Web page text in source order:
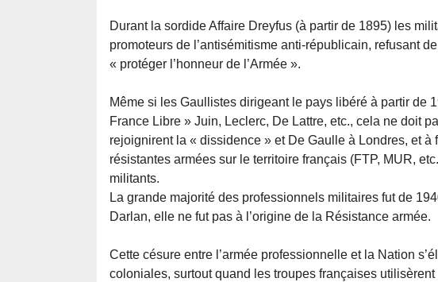
Durant la sordide Affaire Dreyfus (à partir de 1895) les
promoteurs de l’antisémitisme anti-républicain, refusant
« protéger l’honneur de l’Armée ».
Même si les Gaullistes dirigeant le pays libéré à partir de
France Libre » Juin, Leclerc, De Lattre, etc., cela ne doit
rejoignirent la « dissidence » et De Gaulle à Londres, et
résistantes armées sur le territoire français (FTP, MUR,
militants.
La grande majorité des professionnels militaires fut de
Darlan, elle ne fut pas à l’origine de la Résistance armée.
Cette césure entre l’armée professionnelle et la Nation
coloniales, surtout quand les troupes françaises